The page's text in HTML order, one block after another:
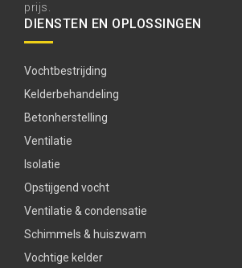
prijs.
DIENSTEN EN OPLOSSINGEN
Vochtbestrijding
Kelderbehandeling
Betonherstelling
Ventilatie
Isolatie
Opstijgend vocht
Ventilatie & condensatie
Schimmels & huiszwam
Vochtige kelder